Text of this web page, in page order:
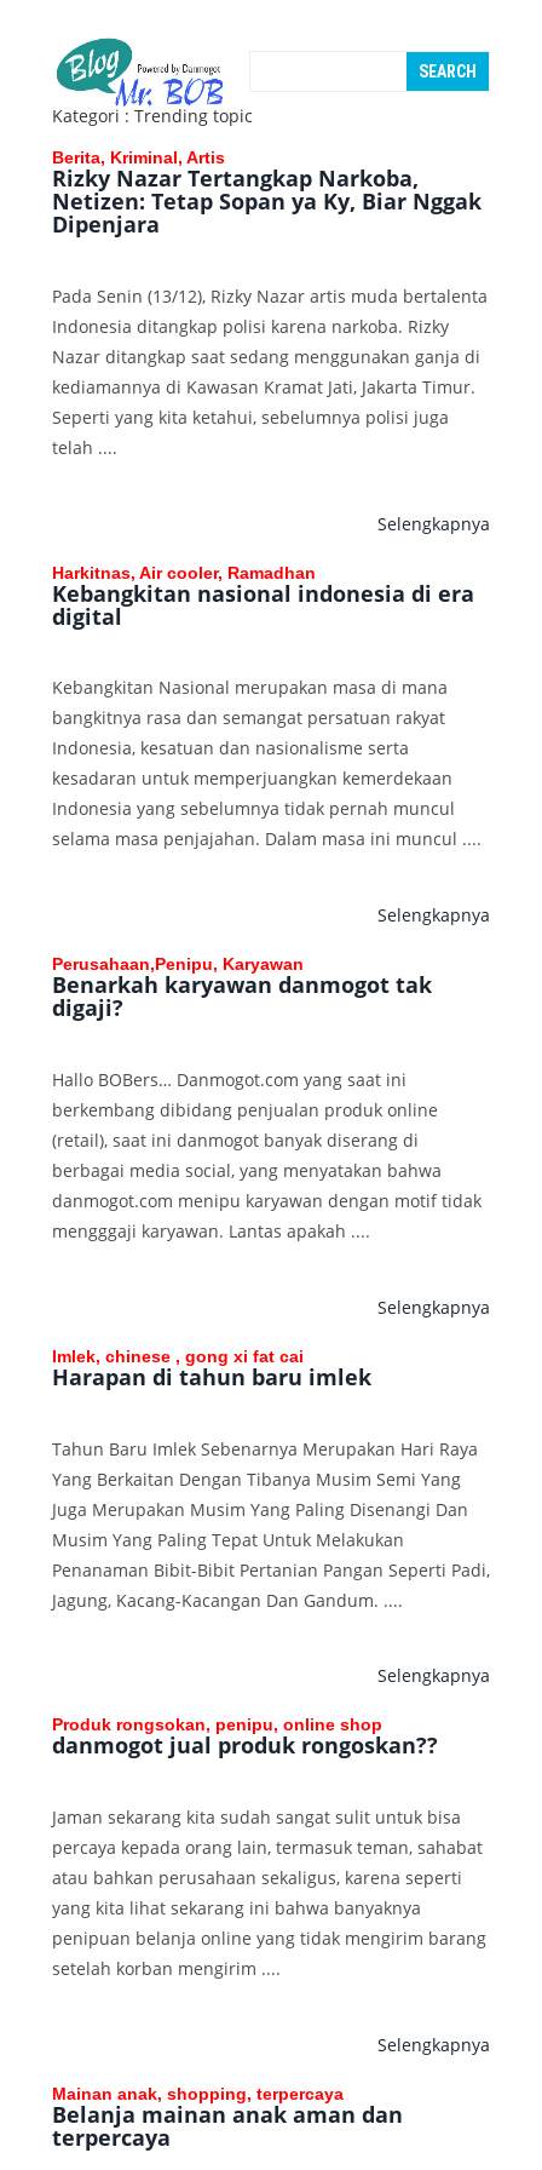
Kategori : Trending topic
Berita, Kriminal, Artis
Rizky Nazar Tertangkap Narkoba,
Netizen: Tetap Sopan ya Ky, Biar Nggak
Dipenjara
Pada Senin (13/12), Rizky Nazar artis muda bertalenta
Indonesia ditangkap polisi karena narkoba. Rizky
Nazar ditangkap saat sedang menggunakan ganja di
kediamannya di Kawasan Kramat Jati, Jakarta Timur.
Seperti yang kita ketahui, sebelumnya polisi juga
telah ....
Selengkapnya
Harkitnas, Air cooler, Ramadhan
Kebangkitan nasional indonesia di era
digital
Kebangkitan Nasional merupakan masa di mana
bangkitnya rasa dan semangat persatuan rakyat
Indonesia, kesatuan dan nasionalisme serta
kesadaran untuk memperjuangkan kemerdekaan
Indonesia yang sebelumnya tidak pernah muncul
selama masa penjajahan. Dalam masa ini muncul ....
Selengkapnya
Perusahaan,Penipu, Karyawan
Benarkah karyawan danmogot tak
digaji?
Hallo BOBers… Danmogot.com yang saat ini
berkembang dibidang penjualan produk online
(retail), saat ini danmogot banyak diserang di
berbagai media social, yang menyatakan bahwa
danmogot.com menipu karyawan dengan motif tidak
mengggaji karyawan. Lantas apakah ....
Selengkapnya
Imlek, chinese , gong xi fat cai
Harapan di tahun baru imlek
Tahun Baru Imlek Sebenarnya Merupakan Hari Raya
Yang Berkaitan Dengan Tibanya Musim Semi Yang
Juga Merupakan Musim Yang Paling Disenangi Dan
Musim Yang Paling Tepat Untuk Melakukan
Penanaman Bibit-Bibit Pertanian Pangan Seperti Padi,
Jagung, Kacang-Kacangan Dan Gandum. ....
Selengkapnya
Produk rongsokan, penipu, online shop
danmogot jual produk rongoskan??
Jaman sekarang kita sudah sangat sulit untuk bisa
percaya kepada orang lain, termasuk teman, sahabat
atau bahkan perusahaan sekaligus, karena seperti
yang kita lihat sekarang ini bahwa banyaknya
penipuan belanja online yang tidak mengirim barang
setelah korban mengirim ....
Selengkapnya
Mainan anak, shopping, terpercaya
Belanja mainan anak aman dan
terpercaya